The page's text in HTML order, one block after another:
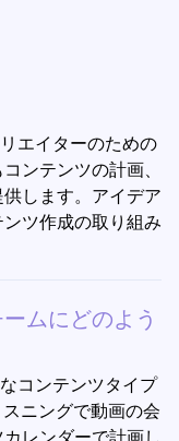
エイターのための
ンテンツの計画、
します。アイデア
ツ作成の取り組み
ムにどのよう
コンテンツタイプ
ニングで動画の会